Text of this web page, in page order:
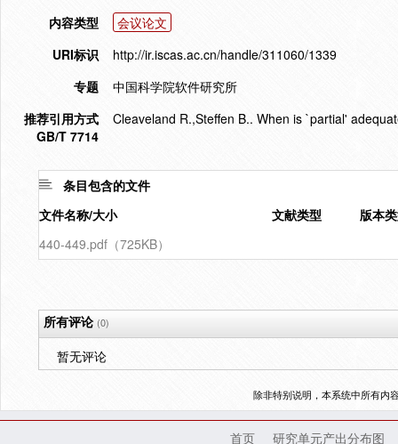
内容类型
会议论文
URI标识
http://ir.iscas.ac.cn/handle/311060/1339
专题
中国科学院软件研究所
推荐引用方式
GB/T 7714
Cleaveland R.,Steffen B.. When is `partial'
条目包含的文件
文件名称/大小
文献类型
版本
440-449.pdf（725KB）
所有评论(0)
暂无评论
除非特别说明，本系统中所有内
首页 研究单元产出分布图